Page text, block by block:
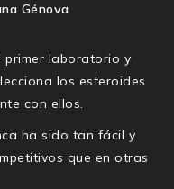
Génova
primer laboratorio y
los esteroides
con ellos.
ha sido tan fácil y
que en otras